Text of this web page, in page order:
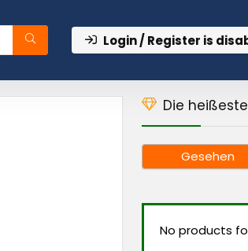
Login / Register is
Die
Gesehen
No products